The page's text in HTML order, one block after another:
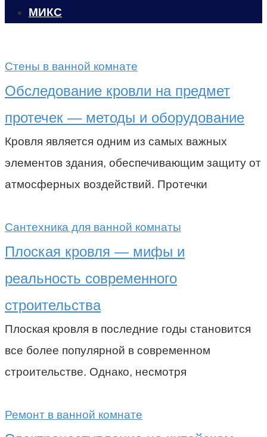
МИКС
Стены в ванной комнате
Обследование кровли на предмет
протечек — методы и оборудование
Кровля является одним из самых важных
элементов здания, обеспечивающим защиту от
атмосферных воздействий. Протечки
Сантехника для ванной комнаты
Плоская кровля — мифы и
реальность современного
строительства
Плоская кровля в последние годы становится
все более популярной в современном
строительстве. Однако, несмотря
Ремонт в ванной комнате